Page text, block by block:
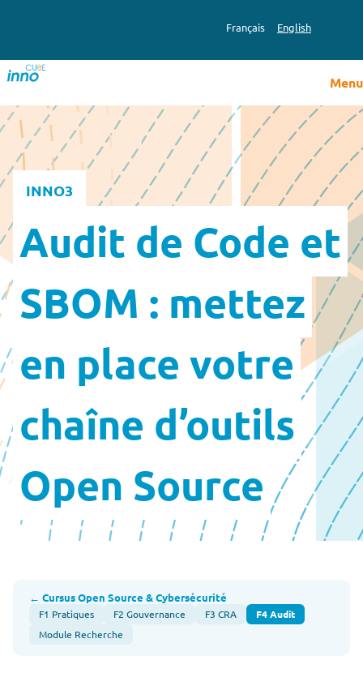
Français English
Menu
INNO3
Audit de Code et
SBOM : mettez
en place votre
chaîne d’outils
Open Source
← Cursus Open Source & Cybersécurité
F1 Pratiques F2 Gouvernance F3 CRA
F4 Audit
Module Recherche